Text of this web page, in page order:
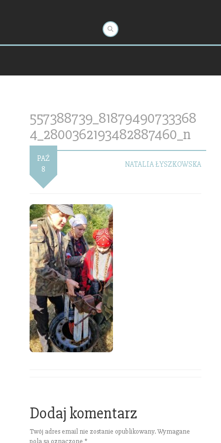
557388739_81879490733368
4_2800362193482887460_n
PAŹ
8
NATALIA ŁYSZKOWSKA
Dodaj komentarz
Twój adres email nie zostanie opublikowany.Wymagane
pola są oznaczone *